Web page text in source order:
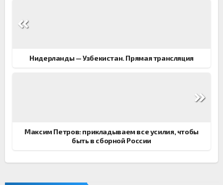
по
Нидерланды — Узбекистан. Прямая трансляция
Максим Петров: прикладываем все усилия, чтобы
быть в сборной России